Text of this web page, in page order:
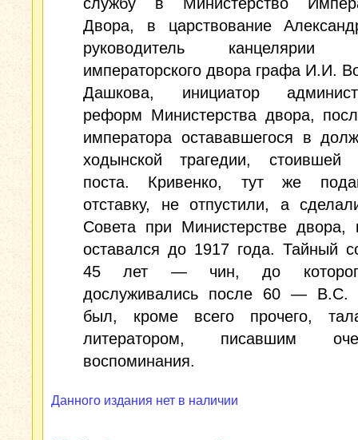
Двора, в царствование
руководитель канцелярии
императорского двора графа И.И.
Дашкова, инициатор
реформ Министерства двора,
императора остававшегося в
ходынской трагедии, стоившей
поста. Кривенко, тут же
отставку, не отпустили, а
Совета при Министерстве
оставался до 1917 года. Тайный
45 лет — чин, до
дослуживались после 60 — В.С.
был, кроме всего прочего,
литератором, писавшим
воспоминания.
Данного издания нет в наличии